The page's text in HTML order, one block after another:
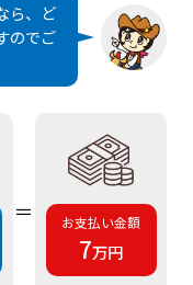
ら、ど
のでご
＝ お支払い金額
7万円